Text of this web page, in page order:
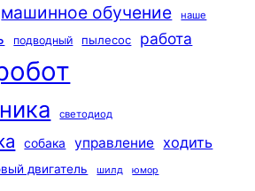
машинное обучение наше
подводный пылесос работа
светодиод
собака управление ходить
двигатель шилд юмор